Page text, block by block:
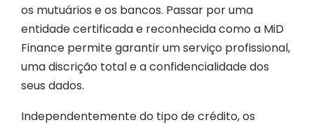
os mutuários e os bancos. Passar por uma
entidade certificada e reconhecida como a MiD
Finance permite garantir um serviço profissional,
uma discrição total e a confidencialidade dos
seus dados.
Independentemente do tipo de crédito, os